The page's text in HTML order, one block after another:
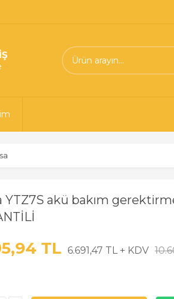
YTZ7S akü bakım
TL 6.691,47 TL + KDV